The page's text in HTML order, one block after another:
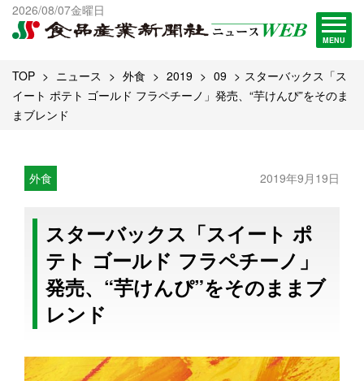
2026/08/07金曜日
MENU
出版物一覧へ
試読・購読申し込み
TOP ニュース 外食 2019 09
スターバックス「ス
イート ポテト ゴールド フラペチーノ」発売、“芋けんぴ”をそのま
まブレンド
外食 2019年9月19日
スターバックス「スイート ポ
テト ゴールド フラペチーノ」
発売、“芋けんぴ”をそのままブ
レンド